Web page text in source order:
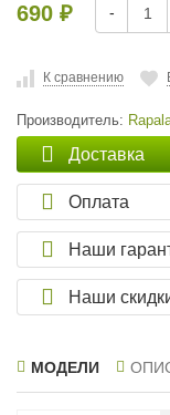
690 ₽ -
К сравнению
Производитель:
Доставка
Оплата
Наши
Наши
МОДЕЛИ